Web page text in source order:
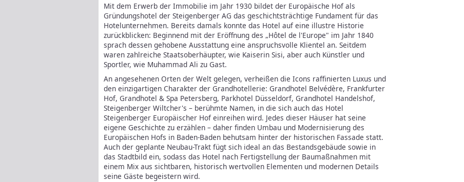
Mit dem Erwerb der Immobilie im Jahr 1930 bildet der Europäische Hof als
Gründungshotel der Steigenberger AG das geschichtsträchtige Fundament für das
Hotelunternehmen. Bereits damals konnte das Hotel auf eine illustre Historie
zurückblicken: Beginnend mit der Eröffnung des „Hôtel de l'Europe" im Jahr 1840
sprach dessen gehobene Ausstattung eine anspruchsvolle Klientel an. Seitdem
waren zahlreiche Staatsoberhäupter, wie Kaiserin Sisi, aber auch Künstler und
Sportler, wie Muhammad Ali zu Gast.
An angesehenen Orten der Welt gelegen, verheißen die Icons raffinierten Luxus und
den einzigartigen Charakter der Grandhotellerie: Grandhotel Belvédère, Frankfurter
Hof, Grandhotel & Spa Petersberg, Parkhotel Düsseldorf, Grandhotel Handelshof,
Steigenberger Wiltcher's – berühmte Namen, in die sich auch das Hotel
Steigenberger Europäischer Hof einreihen wird. Jedes dieser Häuser hat seine
eigene Geschichte zu erzählen – daher finden Umbau und Modernisierung des
Europäischen Hofs in Baden-Baden behutsam hinter der historischen Fassade statt.
Auch der geplante Neubau-Trakt fügt sich ideal an das Bestandsgebäude sowie in
das Stadtbild ein, sodass das Hotel nach Fertigstellung der Baumaßnahmen mit
einem Mix aus sichtbaren, historisch wertvollen Elementen und modernen Details
seine Gäste begeistern wird.